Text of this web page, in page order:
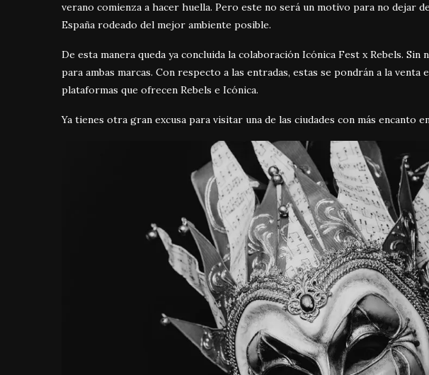
verano comienza a hacer huella. Pero este no será un motivo para no dejar
España rodeado del mejor ambiente posible.
De esta manera queda ya concluida la colaboración Icónica Fest x Rebels. Sin
para ambas marcas. Con respecto a las entradas, estas se pondrán a la venta
plataformas que ofrecen Rebels e Icónica.
Ya tienes otra gran excusa para visitar una de las ciudades con más encanto